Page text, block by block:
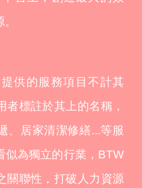
供的服務項目不計其
者標註於其上的名稱，
、居家清潔修繕...等服
似為獨立的行業，BTW
關聯性，打破人力資源